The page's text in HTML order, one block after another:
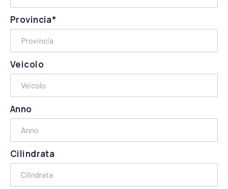
Provincia*
Veicolo
Anno
Cilindrata